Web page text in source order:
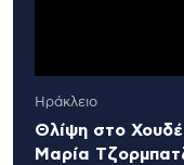
Ηράκλειο
Θλίψη στο
Μαρία